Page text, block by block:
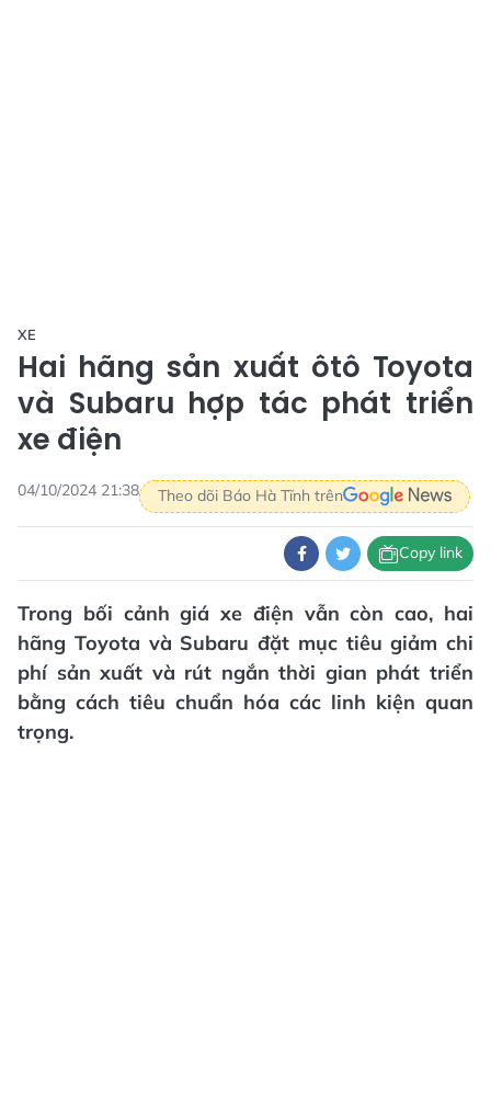
XE
Hai hãng sản xuất ôtô Toyota
và Subaru hợp tác phát triển
xe điện
04/10/2024 21:38 Theo dõi Báo Hà Tĩnh trên
Copy link
Trong bối cảnh giá xe điện vẫn còn cao, hai
hãng Toyota và Subaru đặt mục tiêu giảm chi
phí sản xuất và rút ngắn thời gian phát triển
bằng cách tiêu chuẩn hóa các linh kiện quan
trọng.